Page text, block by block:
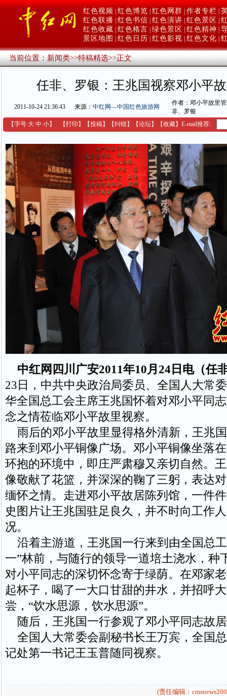
红色视频 红色博览 红色网群 作者专栏
红色联播 红色书信 红色演讲 红色景区
红色收藏 红色格言 绿色景区 红色精神
景区地图
红色日历 红色影视 红色文化
当前位置：新闻类>>特稿精选>>正文
任非、罗银：王兆国视察邓小平
2011-10-24 21:36:43 来源： 中红网—中国红色旅游网
作者：邓小平故里
非、罗银
【字号 大 中 小】 【打印 】 【投稿】 【纠错】 【论坛】 【收藏】 E-mail推荐:
中红网四川广安2011年10月24日电（任
23日，中共中央政治局委员、全国人大常
华全国总工会主席王兆国怀着对邓小平同
念之情莅临邓小平故里视察。
雨后的邓小平故里显得格外清新，王兆
路来到邓小平铜像广场。邓小平铜像坐落
环抱的环境中，即庄严肃穆又亲切自然。
像敬献了花篮，并深深的鞠了三躬，表达
缅怀之情。走进邓小平故居陈列馆，一件
史图片让王兆国驻足良久，并不时向工作
况。
沿着主游道，王兆国一行来到由全国总工
一”林前，与随行的领导一道培土浇水，种
对小平同志的深切怀念寄于绿荫。在邓家
起杯子，喝了一大口甘甜的井水，并招呼
尝，“饮水思源，饮水思源”。
随后，王兆国一行参观了邓小平同志故
全国人大常委会副秘书长王万宾，全国
记处第一书记王玉普随同视察。
(责任编辑：